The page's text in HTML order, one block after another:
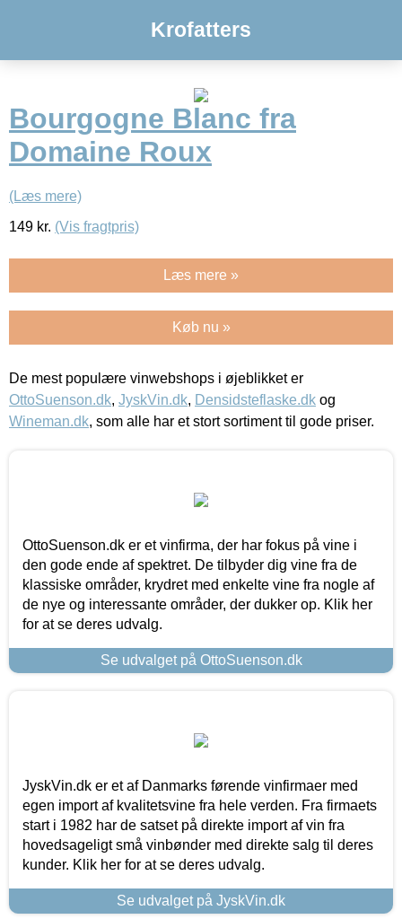
Krofatters
Bourgogne Blanc fra
Domaine Roux
(Læs mere)
149 kr. (Vis fragtpris)
Læs mere »
Køb nu »
De mest populære vinwebshops i øjeblikket er
OttoSuenson.dk, JyskVin.dk, Densidsteflaske.dk og
Wineman.dk, som alle har et stort sortiment til gode priser.
OttoSuenson.dk er et vinfirma, der har fokus på vine i
den gode ende af spektret. De tilbyder dig vine fra de
klassiske områder, krydret med enkelte vine fra nogle af
de nye og interessante områder, der dukker op. Klik her
for at se deres udvalg.
Se udvalget på OttoSuenson.dk
JyskVin.dk er et af Danmarks førende vinfirmaer med
egen import af kvalitetsvine fra hele verden. Fra firmaets
start i 1982 har de satset på direkte import af vin fra
hovedsageligt små vinbønder med direkte salg til deres
kunder. Klik her for at se deres udvalg.
Se udvalget på JyskVin.dk